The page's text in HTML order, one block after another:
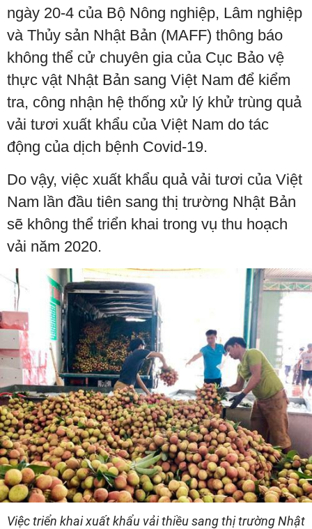
ngày 20-4 của Bộ Nông nghiệp, Lâm nghiệp
và Thủy sản Nhật Bản (MAFF) thông báo
không thể cử chuyên gia của Cục Bảo vệ
thực vật Nhật Bản sang Việt Nam để kiểm
tra, công nhận hệ thống xử lý khử trùng quả
vải tươi xuất khẩu của Việt Nam do tác
động của dịch bệnh Covid-19.
Do vậy, việc xuất khẩu quả vải tươi của Việt
Nam lần đầu tiên sang thị trường Nhật Bản
sẽ không thể triển khai trong vụ thu hoạch
vải năm 2020.
Việc triển khai xuất khẩu vải thiều sang thị trường Nhật